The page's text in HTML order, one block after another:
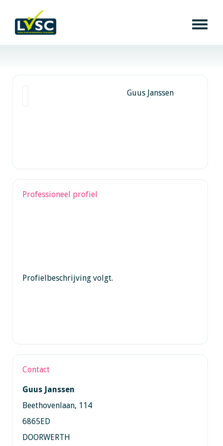
Guus Janssen
Professioneel profiel
Profielbeschrijving volgt.
Contact
Guus Janssen
Beethovenlaan, 114
6865ED
DOORWERTH